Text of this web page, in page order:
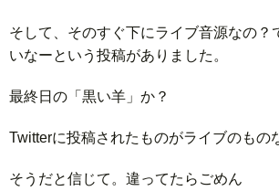
そして、そのすぐ下にライブ音源なの？
いなーという投稿がありました。
最終日の「黒い羊」か？
Twitterに投稿されたものがライブのもの
そうだと信じて。違ってたらごめん